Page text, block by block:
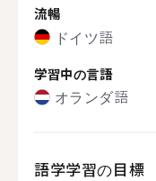
流暢
ドイツ語
学習中の言語
オランダ語
語学学習の目標